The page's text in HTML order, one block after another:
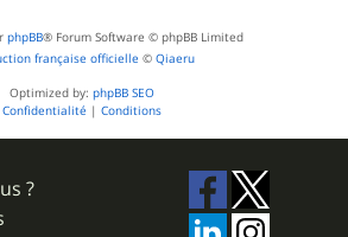
phpBB® Forum Software © phpBB Limited
française officielle © Qiaeru
Optimized by: phpBB SEO
Confidentialité | Conditions
?